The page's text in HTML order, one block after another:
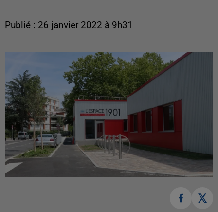
Publié : 26 janvier 2022 à 9h31